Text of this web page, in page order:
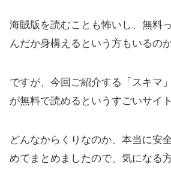
海賊版を読むことも怖いし、無料
んだか身構えるという方もいるの
ですが、今回ご紹介する「スキマ
が無料で読めるというすごいサイ
どんなからくりなのか、本当に安
めてまとめましたので、気になる